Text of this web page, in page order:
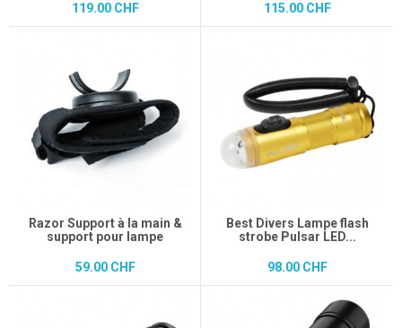
119.00 CHF 115.00 CHF
Razor Support à la main &
support pour lampe
59.00 CHF
Best Divers Lampe flash
strobe Pulsar LED...
98.00 CHF